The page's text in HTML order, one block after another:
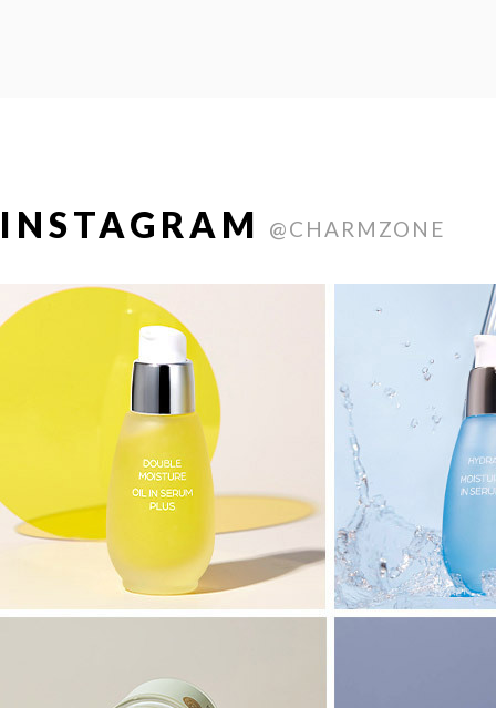
INSTAGRAM @CHARMZONE